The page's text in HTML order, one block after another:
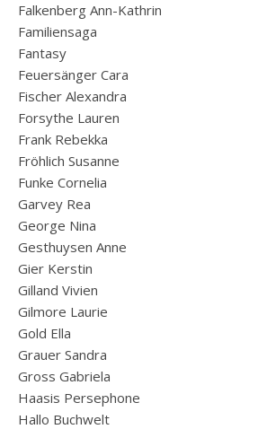
Falkenberg Ann-Kathrin
Familiensaga
Fantasy
Feuersänger Cara
Fischer Alexandra
Forsythe Lauren
Frank Rebekka
Fröhlich Susanne
Funke Cornelia
Garvey Rea
George Nina
Gesthuysen Anne
Gier Kerstin
Gilland Vivien
Gilmore Laurie
Gold Ella
Grauer Sandra
Gross Gabriela
Haasis Persephone
Hallo Buchwelt